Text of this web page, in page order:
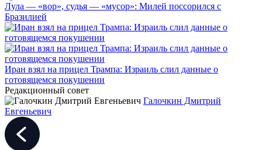
Лула — «вор», судья — «мусор»: Милей поссорился с
Бразилией
Иран взял на прицел Трампа: Израиль слил данные о
готовящемся покушении
Редакционный совет
Галочкин Дмитрий
Евгеньевич